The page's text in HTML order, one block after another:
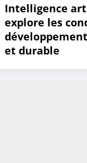
Intelligence
explore les
et durable